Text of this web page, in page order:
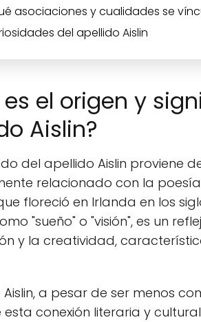
asociaciones y cualidades se
del apellido Aislin
es el origen y
Aislin?
del apellido Aislin proviene
relacionado con la
floreció en Irlanda en los
"sueño" o "visión", es un
y la creatividad,
Aislin, a pesar de ser menos
conexión literaria y